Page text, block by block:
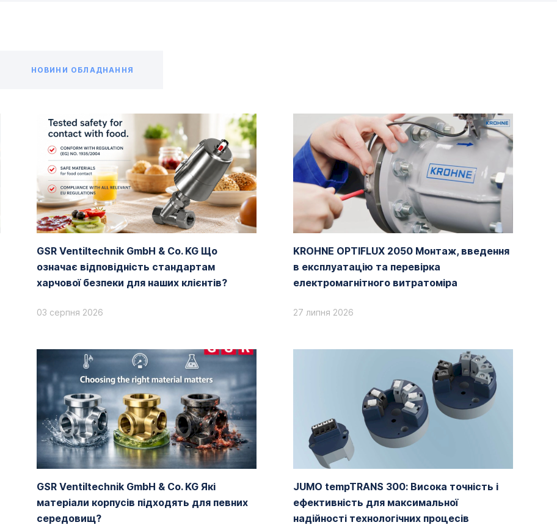
НОВИНИ ОБЛАДНАННЯ
GSR Ventiltechnik GmbH & Co. KG Що
означає відповідність стандартам
харчової безпеки для наших клієнтів?
03 серпня 2026
KROHNE OPTIFLUX 2050 Монтаж, введення
в експлуатацію та перевірка
електромагнітного витратоміра
27 липня 2026
GSR Ventiltechnik GmbH & Co. KG Які
матеріали корпусів підходять для певних
середовищ?
JUMO tempTRANS 300: Висока точність і
ефективність для максимальної
надійності технологічних процесів